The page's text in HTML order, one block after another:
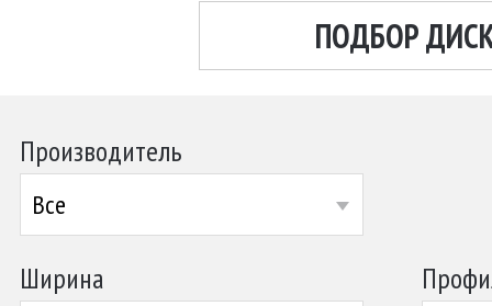
ПОДБОР
Производитель
Все
Ширина